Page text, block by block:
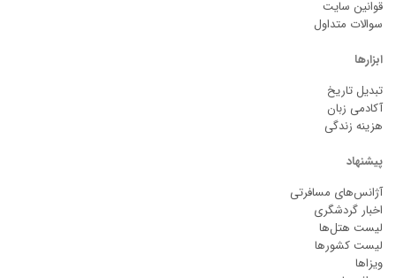
قوانین سایت
سوالات متداول
ابزارها
تبدیل تاریخ
آکادمی زبان
هزینه زندگی
پیشنهاد
آژانس‌های مسافرتی
اخبار گردشگری
لیست هتل‌ها
لیست کشورها
ویزاها